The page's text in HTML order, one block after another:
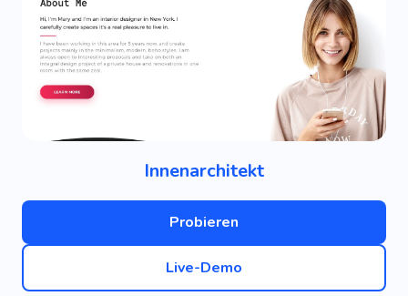
Innenarchitekt
Probieren
Live-Demo